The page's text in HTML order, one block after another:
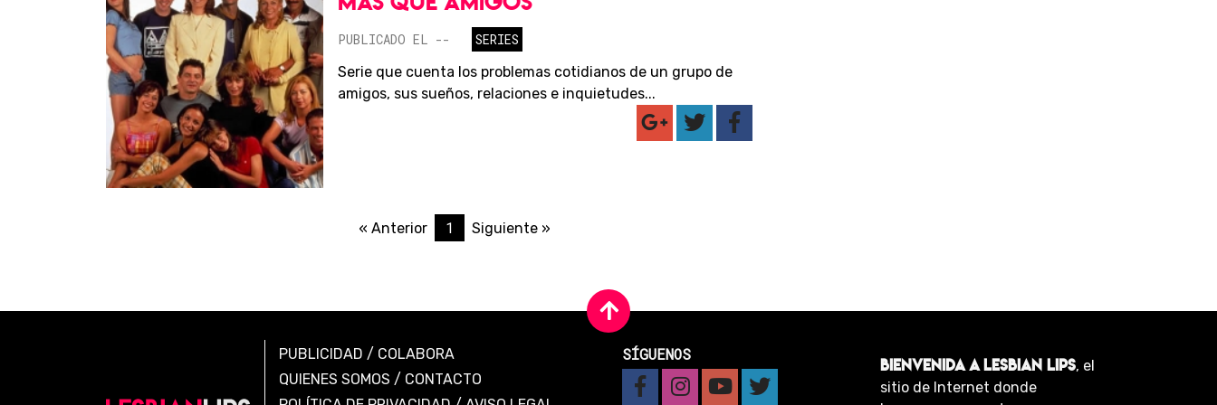
PUBLICADO EL --
SERIES
Serie que cuenta los problemas cotidianos de un grupo de
amigos, sus sueños, relaciones e inquietudes...
« Anterior 1 Siguiente »
PUBLICIDAD / COLABORA
QUIENES SOMOS / CONTACTO
SÍGUENOS
BIENVENIDA A LESBIAN LIPS, el
sitio de Internet donde